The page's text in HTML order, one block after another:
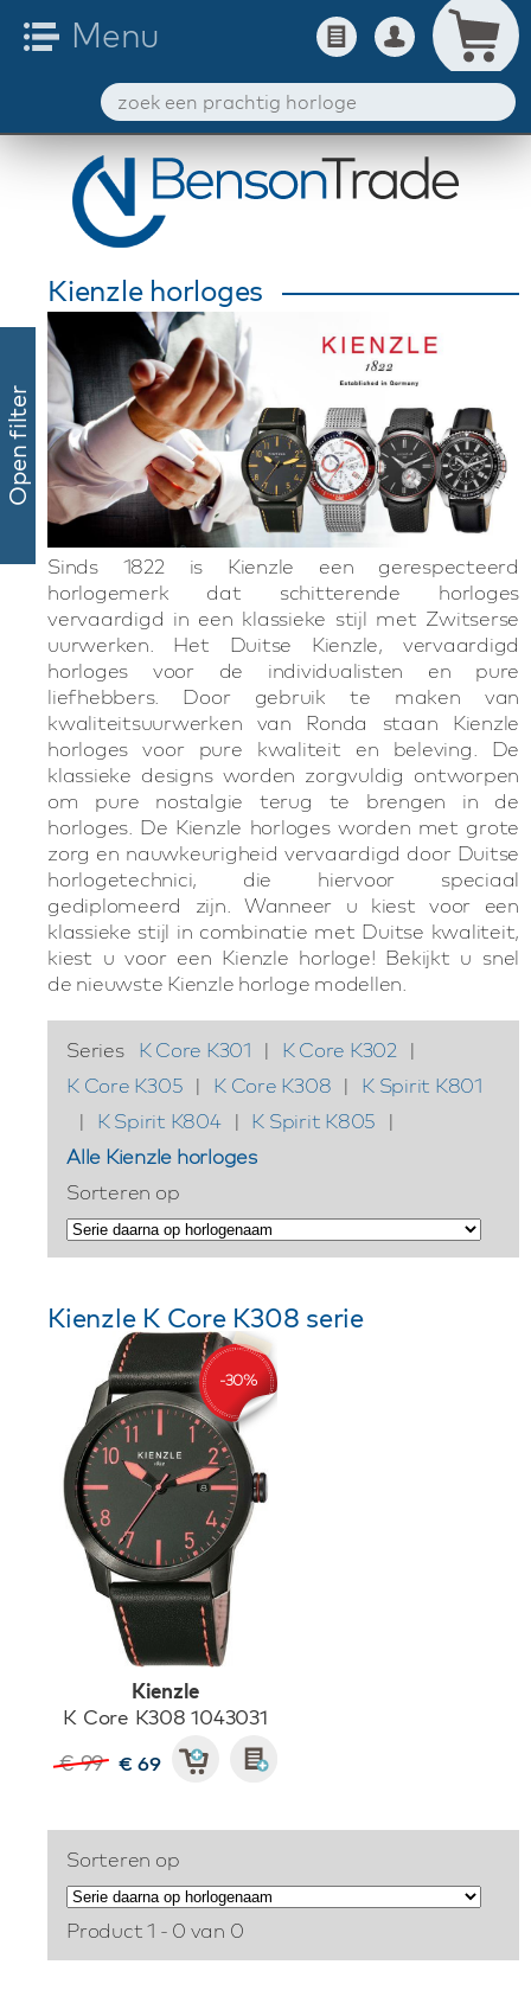
Open filter
Kienzle horloges
Sinds 1822 is Kienzle een gerespecteerd
horlogemerk dat schitterende horloges
vervaardigd in een klassieke stijl met Zwitserse
uurwerken. Het Duitse Kienzle, vervaardigd
horloges voor de individualisten en pure
liefhebbers. Door gebruik te maken van
kwaliteitsuurwerken van Ronda staan Kienzle
horloges voor pure kwaliteit en beleving. De
klassieke designs worden zorgvuldig ontworpen
om pure nostalgie terug te brengen in de
horloges. De Kienzle horloges worden met grote
zorg en nauwkeurigheid vervaardigd door Duitse
horlogetechnici, die hiervoor speciaal
gediplomeerd zijn. Wanneer u kiest voor een
klassieke stijl in combinatie met Duitse kwaliteit,
kiest u voor een Kienzle horloge! Bekijkt u snel
de nieuwste Kienzle horloge modellen.
Series K Core K301 | K Core K302
|
K Core K305 | K Core K308 |
K Spirit K801
|
K Spirit K804 | K Spirit K805
|
Alle Kienzle horloges
Sorteren op
Kienzle K Core K308 serie
Kienzle
K Core K308 1043031
€ 99 € 69
Sorteren op
Product 1 - 0 van 0